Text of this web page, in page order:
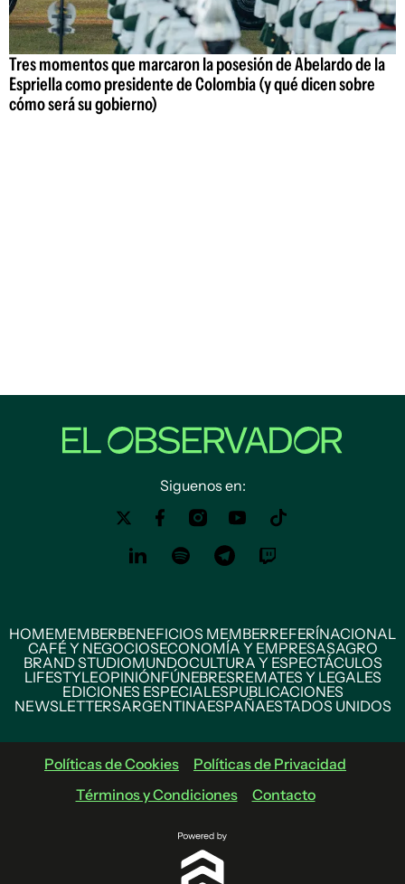
Tres momentos que marcaron la posesión de Abelardo de la
Espriella como presidente de Colombia (y qué dicen sobre
cómo será su gobierno)
Siguenos en:
HOMEMEMBERBENEFICIOS MEMBERREFERÍNACIONAL
CAFÉ Y NEGOCIOSECONOMÍA Y EMPRESASAGRO
BRAND STUDIOMUNDOCULTURA Y ESPECTÁCULOS
LIFESTYLEOPINIÓNFÚNEBRESREMATES Y LEGALES
EDICIONES ESPECIALESPUBLICACIONES
NEWSLETTERSARGENTINAESPAÑAESTADOS UNIDOS
Políticas de Cookies
Políticas de Privacidad
Términos y Condiciones
Contacto